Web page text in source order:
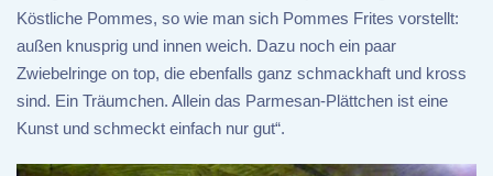
Köstliche Pommes, so wie man sich Pommes Frites vorstellt:
außen knusprig und innen weich. Dazu noch ein paar
Zwiebelringe on top, die ebenfalls ganz schmackhaft und kross
sind. Ein Träumchen. Allein das Parmesan-Plättchen ist eine
Kunst und schmeckt einfach nur gut“.